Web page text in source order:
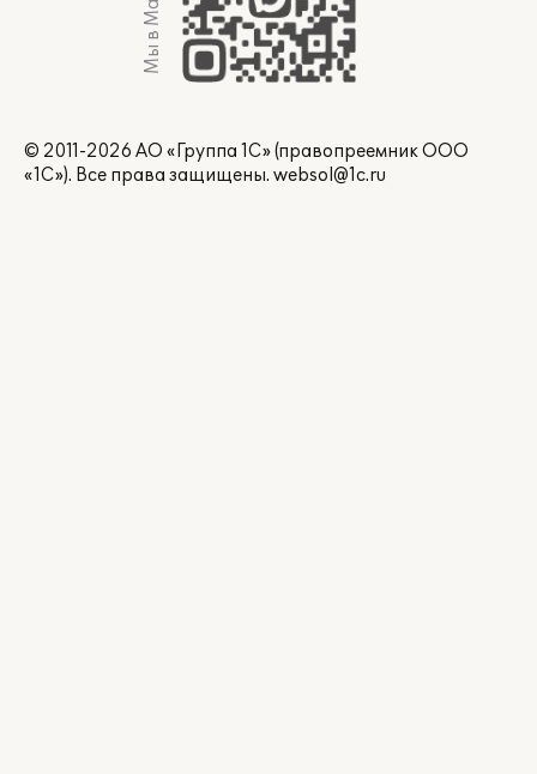
Мы в Max
© 2011-2026 АО «Группа 1С» (правопреемник ООО
«1С»). Все права защищены. websol@1c.ru